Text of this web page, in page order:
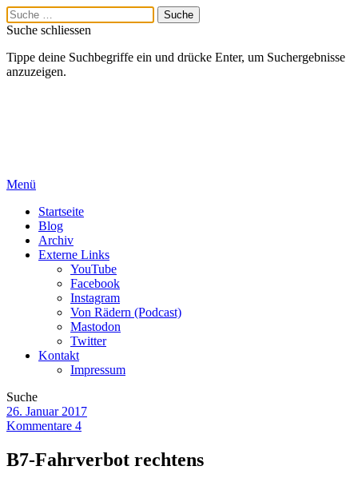
Suche schliessen
Tippe deine Suchbegriffe ein und drücke Enter, um Suchergebnisse
anzuzeigen.
Menü
Startseite
Blog
Archiv
Externe Links
YouTube
Facebook
Instagram
Von Rädern (Podcast)
Mastodon
Twitter
Kontakt
Impressum
Suche
26. Januar 2017
Kommentare 4
B7-Fahrverbot rechtens